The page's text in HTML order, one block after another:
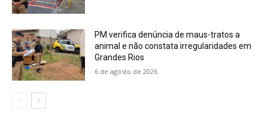
PM verifica denúncia de maus-tratos a
animal e não constata irregularidades em
Grandes Rios
6 de agosto de 2026